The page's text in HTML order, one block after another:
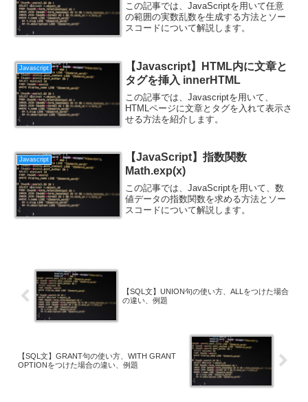
この記事では、JavaScriptを用いて任意
の範囲の実数乱数を生成する方法とソー
スコードについて解説します。
Javascript
【Javascript】HTML内に文章と
タグを挿入 innerHTML
この記事では、Javascriptを用いて、
HTMLページに文章とタグを入れて表示さ
せる方法を紹介します。
Javascript
【JavaScript】指数関数
Math.exp(x)
この記事では、JavaScriptを用いて、数
値データの指数関数を求める方法とソー
スコードについて解説します。
【SQL文】UNION句の使い方、ALLをつけた場合
の違い、例題
【SQL文】GRANT句の使い方、WITH GRANT
OPTIONをつけた場合の違い、例題